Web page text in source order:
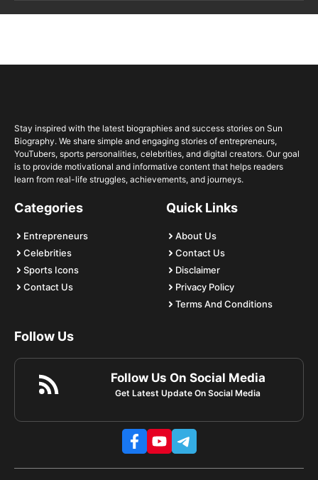
Stay inspired with the latest biographies and success stories on Sun
Biography. We share simple and engaging stories of entrepreneurs,
YouTubers, sports personalities, celebrities, and digital creators. Our goal
is to provide motivational and informative content that helps readers
learn from real-life struggles, achievements, and journeys.
Categories
Entrepreneurs
Celebrities
Sports Icons
Contact Us
Quick Links
About Us
Contact Us
Disclaimer
Privacy Policy
Terms And Conditions
Follow Us
Follow Us On Social Media
Get Latest Update On Social Media